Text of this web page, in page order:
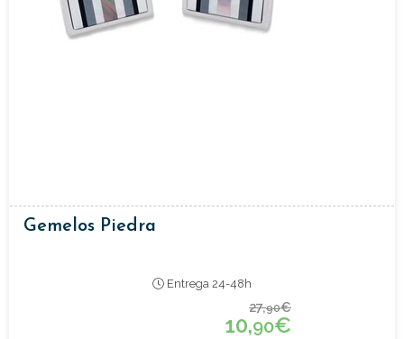
Gemelos Piedra
Entrega 24-48h
27,90€
10,90€